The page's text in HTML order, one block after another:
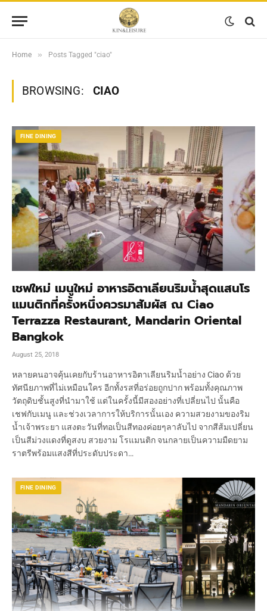
Home » Posts Tagged "ciao"
BROWSING: CIAO
FINE DINING
เชฟใหม่ เมนูใหม่ อาหารอิตาเลียนริมน้ำสุดแสนโร
แมนติกที่ครั้งหนึ่งควรมาสัมผัส ณ Ciao
Terrazza Restaurant, Mandarin Oriental
Bangkok
August 25, 2018
หลายคนอาจคุ้นเคยกับร้านอาหารอิตาเลียนริมน้ำอย่าง Ciao ด้วย
ทัศนียภาพที่ไม่เหมือนใคร อีกทั้งรสที่อร่อยถูกปาก พร้อมทั้งคุณภาพ
วัตถุดิบชั้นสูงที่นำมาใช้ แต่ในครั้งนี้มีสองอย่างที่เปลี่ยนไป นั้นคือ
เชฟกับเมนู และช่วงเวลาการให้บริการนั้นเอง ความสวยงามของริม
น้ำเจ้าพระยา แสงตะวันที่ทอเป็นสีทองค่อยๆลาลับไป จากสีส้มเปลี่ยน
เป็นสีม่วงแดงที่ดูสงบ สวยงาม โรแมนติก จนกลายเป็นความมืดยาม
ราตรีพร้อมแสงสีที่ประดับประดา…
FINE DINING